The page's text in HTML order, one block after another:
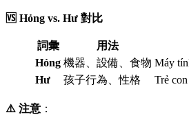
🆚 Hỏng vs. Hư 對比
詞彙 用法
Hỏng 機器、設備、食物 Máy
Hư
孩子行為、性格 Trẻ con
⚠️ 注意 ：